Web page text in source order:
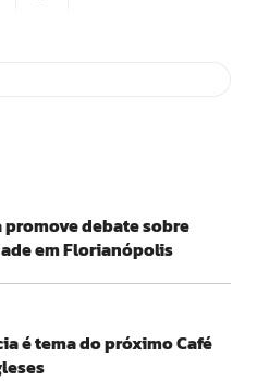
debate sobre
em Florianópolis
é tema do próximo Café